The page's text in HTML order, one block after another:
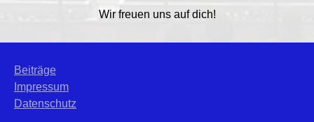
Wir freuen uns auf dich!
Beiträge
Impressum
Datenschutz